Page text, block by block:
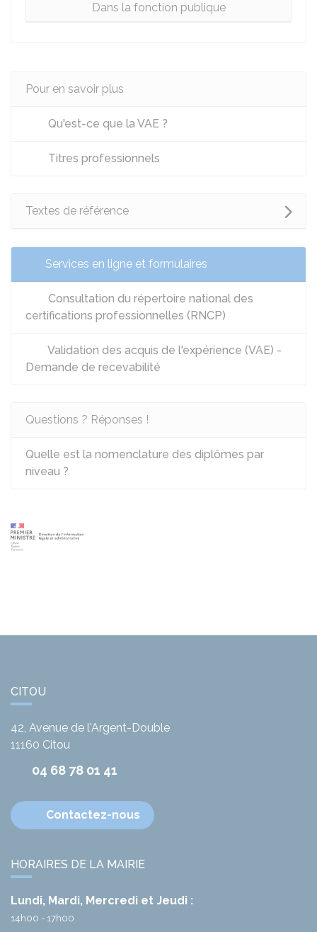
Dans la fonction publique
Pour en savoir plus
Qu'est-ce que la VAE ?
Titres professionnels
Textes de référence
Services en ligne et formulaires
Consultation du répertoire national des
certifications professionnelles (RNCP)
Validation des acquis de l'expérience (VAE) -
Demande de recevabilité
Questions ? Réponses !
Quelle est la nomenclature des diplômes par
niveau ?
CITOU
42, Avenue de l'Argent-Double
11160 Citou
04 68 78 01 41
Contactez-nous
HORAIRES DE LA MAIRIE
Lundi, Mardi, Mercredi et Jeudi :
14h00 - 17h00